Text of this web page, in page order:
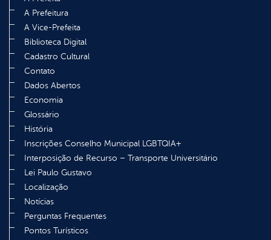
A Prefeitura
A Vice-Prefeita
Biblioteca Digital
Cadastro Cultural
Contato
Dados Abertos
Economia
Glossário
História
Inscrições Conselho Municipal LGBTQIA+
Interposição de Recurso – Transporte Universitário
Lei Paulo Gustavo
Localização
Notícias
Perguntas Frequentes
Pontos Turísticos